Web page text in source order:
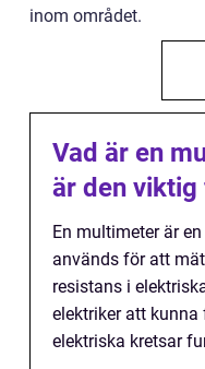
inom området.
Vad är en
är den
En multimeter är
används för att
resistans i
elektriker att
elektriska kretsar